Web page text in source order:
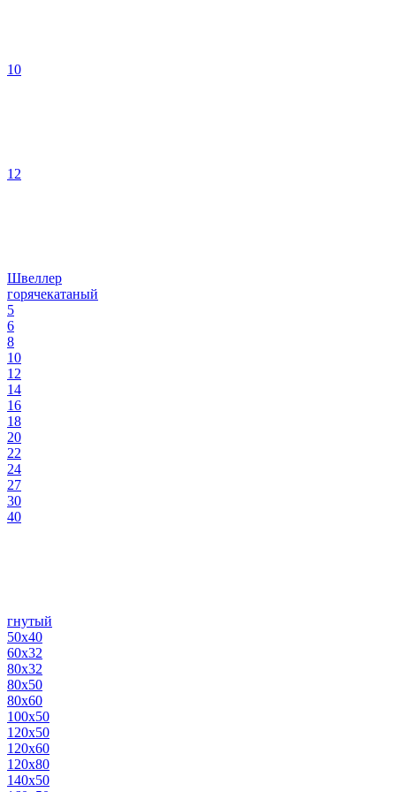
10
12
Швеллер
горячекатаный
5
6
8
10
12
14
16
18
20
22
24
27
30
40
гнутый
50х40
60х32
80х32
80х50
80х60
100х50
120х50
120х60
120х80
140х50